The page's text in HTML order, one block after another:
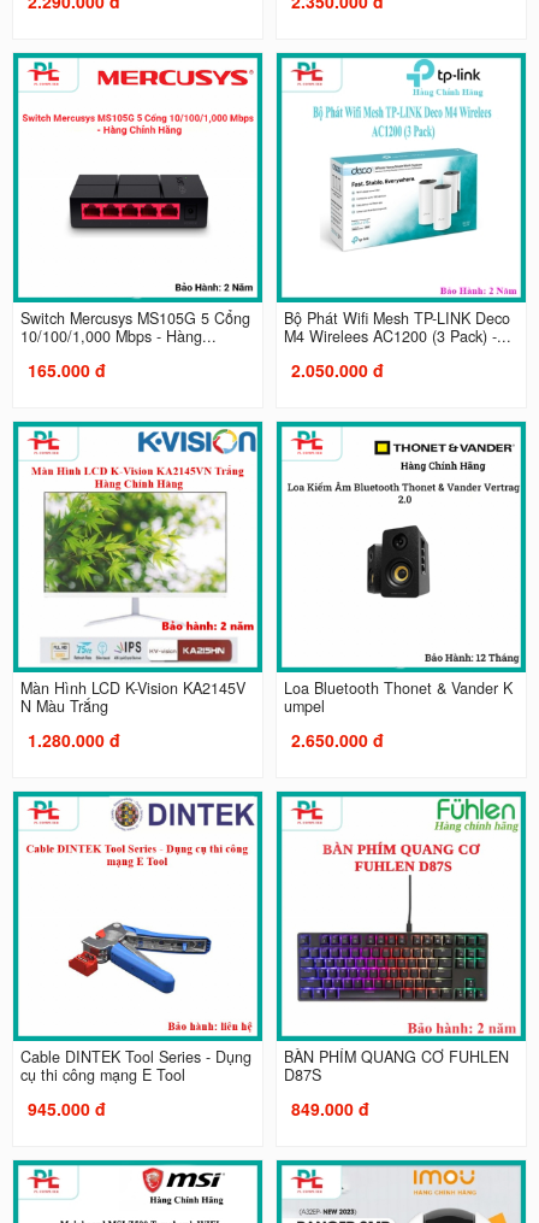
Switch Mercusys MS105G 5 Cổng
10/100/1,000 Mbps - Hàng...
165.000 đ
Bộ Phát Wifi Mesh TP-LINK Deco
M4 Wirelees AC1200 (3 Pack) -...
2.050.000 đ
Màn Hình LCD K-Vision KA2145V
N Màu Trắng
1.280.000 đ
Loa Bluetooth Thonet & Vander K
umpel
2.650.000 đ
Cable DINTEK Tool Series - Dụng
cụ thi công mạng E Tool
945.000 đ
BÀN PHÍM QUANG CƠ FUHLEN
D87S
849.000 đ